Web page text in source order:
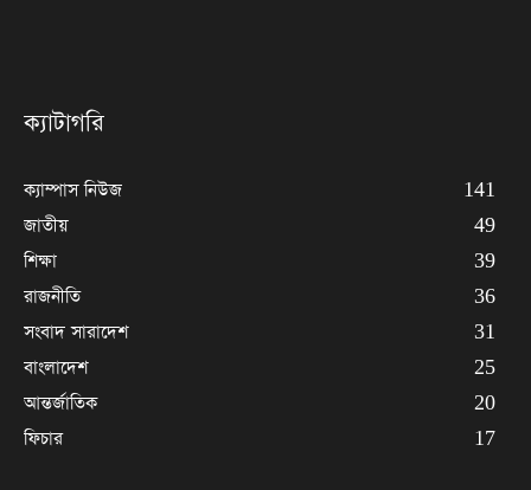
ক্যাটাগরি
ক্যাম্পাস নিউজ
141
জাতীয়
49
শিক্ষা
39
রাজনীতি
36
সংবাদ সারাদেশ
31
বাংলাদেশ
25
আন্তর্জাতিক
20
ফিচার
17